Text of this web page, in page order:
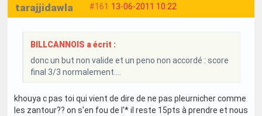
#161 13-06-2011 10:22
tarajjidawla
BILLCANNOIS a écrit :
donc un but non valide et un peno non accordé : score
final 3/3 normalement....
khouya c pas toi qui vient de dire de ne pas pleurnicher comme
les zantour?? on s'en fou de l'* il reste 15pts à prendre et nous